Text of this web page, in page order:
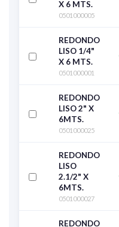
X 6 MTS.
0501000005
REDONDO
LISO 1/4"
X 6 MTS.
0501000001
REDONDO
LISO 2" X
6MTS.
0501000025
REDONDO
LISO
2.1/2" X
6MTS.
0501000027
REDONDO